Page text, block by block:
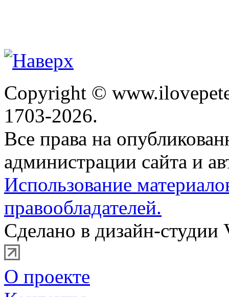
Copyright ©
1703-2026.
Все права на
администрации сайта и
Использование
правообладателей.
Сделано в дизайн-студии
О проекте